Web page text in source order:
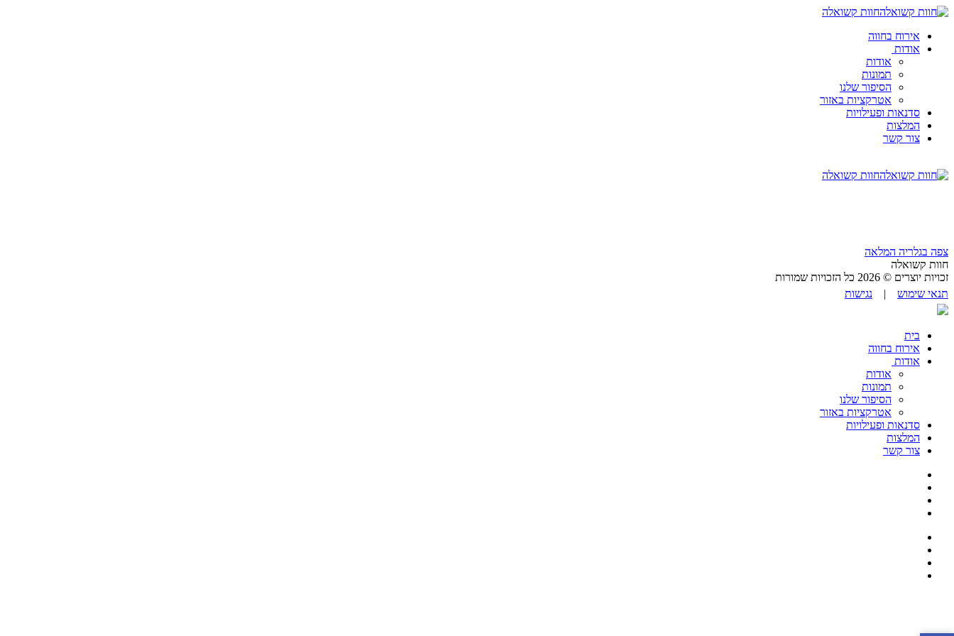
חוות קשואלה
אירוח בחווה
אודות
אודות
תמונות
הסיפור שלנו
אטרקציות באזור
סדנאות ופעילויות
המלצות
צור קשר
חוות קשואלה
צפה בגלריה המלאה
חוות קשואלה
זכויות יוצרים © 2026 כל הזכויות שמורות
תנאי שימוש | נגישות
בית
אירוח בחווה
אודות
אודות
תמונות
הסיפור שלנו
אטרקציות באזור
סדנאות ופעילויות
המלצות
צור קשר